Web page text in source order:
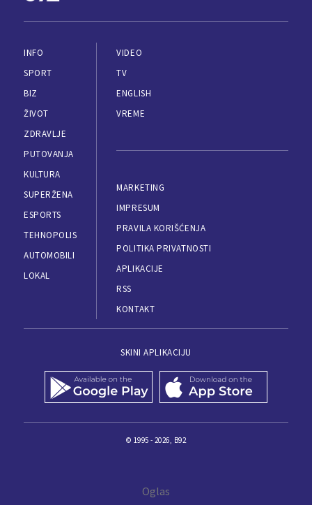
INFO
SPORT
BIZ
ŽIVOT
ZDRAVLJE
PUTOVANJA
KULTURA
SUPERŽENA
ESPORTS
TEHNOPOLIS
AUTOMOBILI
LOKAL
VIDEO
TV
ENGLISH
VREME
MARKETING
IMPRESUM
PRAVILA KORIŠĆENJA
POLITIKA PRIVATNOSTI
APLIKACIJE
RSS
KONTAKT
SKINI APLIKACIJU
© 1995 - 2026, B92